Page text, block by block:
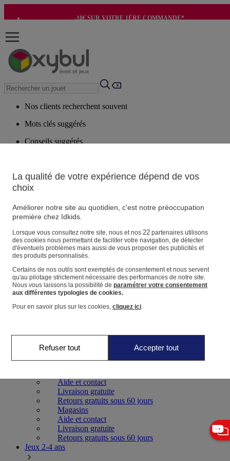
-10€ SUR VOTRE 1ÈRE COMMANDE*
Nos clients recherchent souvent
Mots clés suggérés
Conseils suggérés
Suivre une commande
Panier
Favoris
Aide et contact
Livraison gratuite
Retours gratuits sous 60 jours
Magasins
Aide et contact
Livraison gratuite
Retours gratuits sous 60 jours
Jeux 2-4 ans
La qualité de votre expérience dépend de vos
choix
Améliorer notre site au quotidien, c'est notre préoccupation
première chez Idkids.
Lorsque vous consultez notre site, nous et nos 22partenaires utilisons
des cookies nous permettant de faciliter votre navigation, de détecter
d'éventuels problèmes mais aussi de vous proposer des publicités et
des produits personnalisés.
Certains de nos outils sont exemptés de consentement et nous servent
qu'au pilotage strictement nécessaire des performances de notre site.
Nous vous laissons la possibilité de paramétrer votre consentement
aux différentes typologies de cookies.
Pour en savoir plus sur les cookies, cliquez ici.
Refuser tout Accepter tout